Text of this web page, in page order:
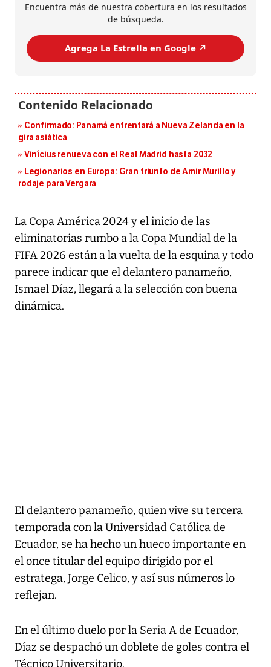
Encuentra más de nuestra cobertura en los resultados
de búsqueda.
Agrega La Estrella en Google ↗️
Confirmado: Panamá enfrentará a Nueva Zelanda en la
gira asiática
Vinícius renueva con el Real Madrid hasta 2032
Legionarios en Europa: Gran triunfo de Amir Murillo y
rodaje para Vergara
La Copa América 2024 y el inicio de las
eliminatorias rumbo a la Copa Mundial de la
FIFA 2026 están a la vuelta de la esquina y todo
parece indicar que el delantero panameño,
Ismael Díaz, llegará a la selección con buena
dinámica.
El delantero panameño, quien vive su tercera
temporada con la Universidad Católica de
Ecuador, se ha hecho un hueco importante en
el once titular del equipo dirigido por el
estratega, Jorge Celico, y así sus números lo
reflejan.
En el último duelo por la Seria A de Ecuador,
Díaz se despachó un doblete de goles contra el
Técnico Universitario.